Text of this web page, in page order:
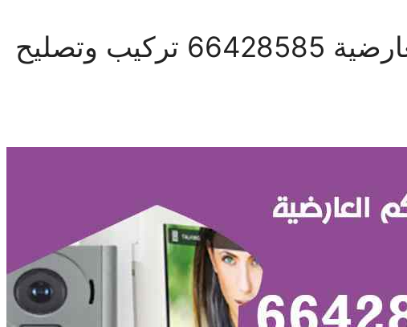
فني انتركم العارضية 66428585 تركيب وتصليح